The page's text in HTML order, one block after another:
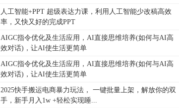
人工智能+PPT 超级表达力课，利用人工智能少改稿高效
率，又快又好的完成PPT
AIGC指令优化及生活应用，AI直接思维培养(如何与AI高
效对话)，让AI使生活更简单
AIGC指令优化及生活应用，AI直接思维培养(如何与AI高
效对话)，让AI使生活更简单
2025快手搬运电商暴力玩法， 一键批量上架，解放你的双
手，新手月入1w +轻松实现睡...